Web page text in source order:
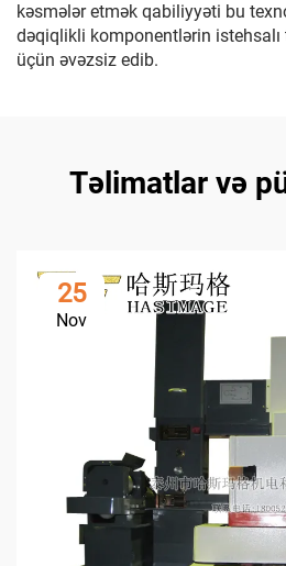
kəsmələr etmək qabiliyyəti bu
dəqiqlikli komponentlərin istehsalı
üçün əvəzsiz edib.
Təlimatlar və
25
Nov